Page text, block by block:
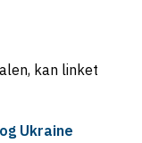
kan linket
Ukraine